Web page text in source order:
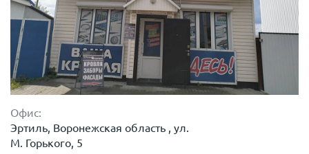
Офис:
Эртиль, Воронежская область , ул.
М. Горького, 5